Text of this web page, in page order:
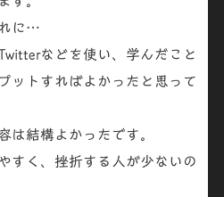
に…
などを使い、学んだこと
ットすればよかったと思って
は結構よかったです。
すく、挫折する人が少ないの